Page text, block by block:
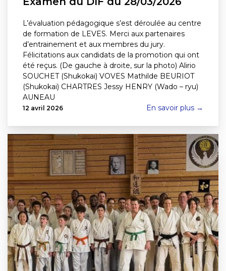
L’évaluation pédagogique s’est déroulée au centre
de formation de LEVES. Merci aux partenaires
d’entrainement et aux membres du jury.
Félicitations aux candidats de la promotion qui ont
été reçus. (De gauche à droite, sur la photo) Alirio
SOUCHET (Shukokai) VOVES Mathilde BEURIOT
(Shukokai) CHARTRES Jessy HENRY (Wado – ryu)
AUNEAU
12 avril 2026 En savoir plus →